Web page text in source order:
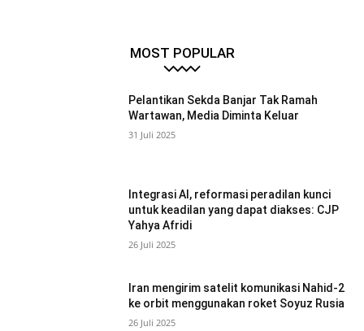
MOST POPULAR
Pelantikan Sekda Banjar Tak Ramah
Wartawan, Media Diminta Keluar
31 Juli 2025
Integrasi AI, reformasi peradilan kunci
untuk keadilan yang dapat diakses: CJP
Yahya Afridi
26 Juli 2025
Iran mengirim satelit komunikasi Nahid-2
ke orbit menggunakan roket Soyuz Rusia
26 Juli 2025